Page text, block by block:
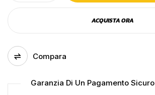
destra
iveco
daily
s2000
ACQUISTA ORA
Compara
Garanzia Di Un Pagamento Sicuro
commento.